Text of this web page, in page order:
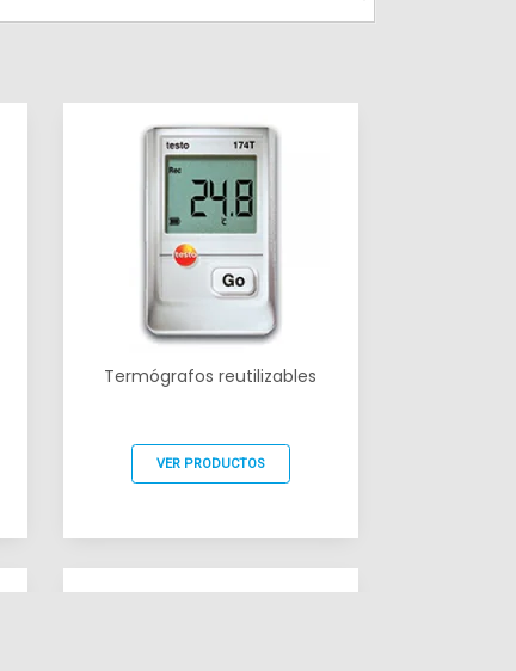
Termógrafos reutilizables
VER PRODUCTOS